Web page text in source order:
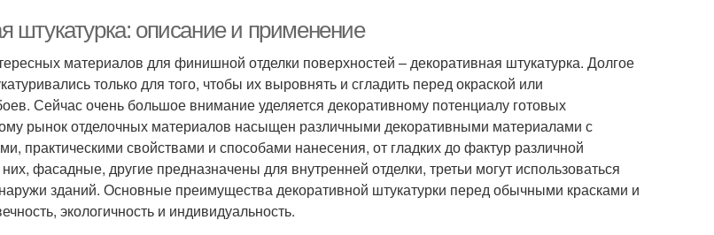
штукатурка: описание и применение
материалов для финишной отделки поверхностей – декоративная штукатурка. Долгое
только для того, чтобы их выровнять и сгладить перед окраской или
Сейчас очень большое внимание уделяется декоративному потенциалу готовых
рынок отделочных материалов насыщен различными декоративными материалами с
практическими свойствами и способами нанесения, от гладких до фактур различной
фасадные, другие предназначены для внутренней отделки, третьи могут использоваться
зданий. Основные преимущества декоративной штукатурки перед обычными красками и
экологичность и индивидуальность.